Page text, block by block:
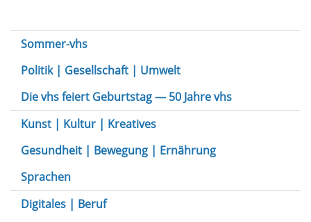
Sommer-vhs
Politik | Gesellschaft | Umwelt
Die vhs feiert Geburtstag — 50 Jahre vhs
Kunst | Kultur | Kreatives
Gesundheit | Bewegung | Ernährung
Sprachen
Digitales | Beruf